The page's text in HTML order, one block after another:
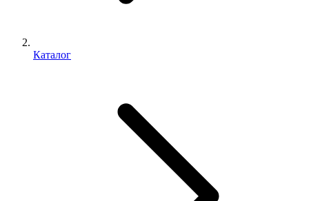
Каталог